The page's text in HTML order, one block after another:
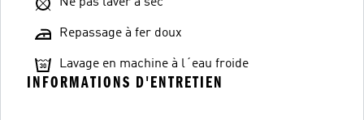
Repassage à fer doux
Lavage en machine à l´eau froide
INFORMATIONS D'ENTRETIEN